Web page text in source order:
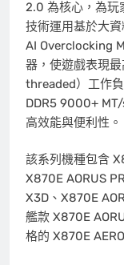
2.0 為核心，為玩
技術運用基於大
AI Overclocking
器，使遊戲表現
threaded）工作
DDR5 9000+
高效能與便利性。
該系列機種包含
X870E AORUS
X3D、X870E
艦款 X870E
格的 X870E